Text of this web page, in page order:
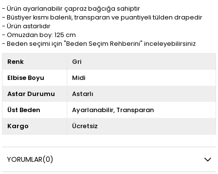
- Ürün ayarlanabilir çapraz bağcığa sahiptir
- Büstiyer kısmı balenli, transparan ve puantiyeli tülden drapedir
- Ürün astarlıdır
- Omuzdan boy: 125 cm
- Beden seçimi için "Beden Seçim Rehberini" inceleyebilirsiniz
Renk
Gri
Elbise Boyu
Midi
Astar Durumu
Astarlı
Üst Beden
Ayarlanabilir Transparan
Kargo
Ücretsiz
YORUMLAR(0)